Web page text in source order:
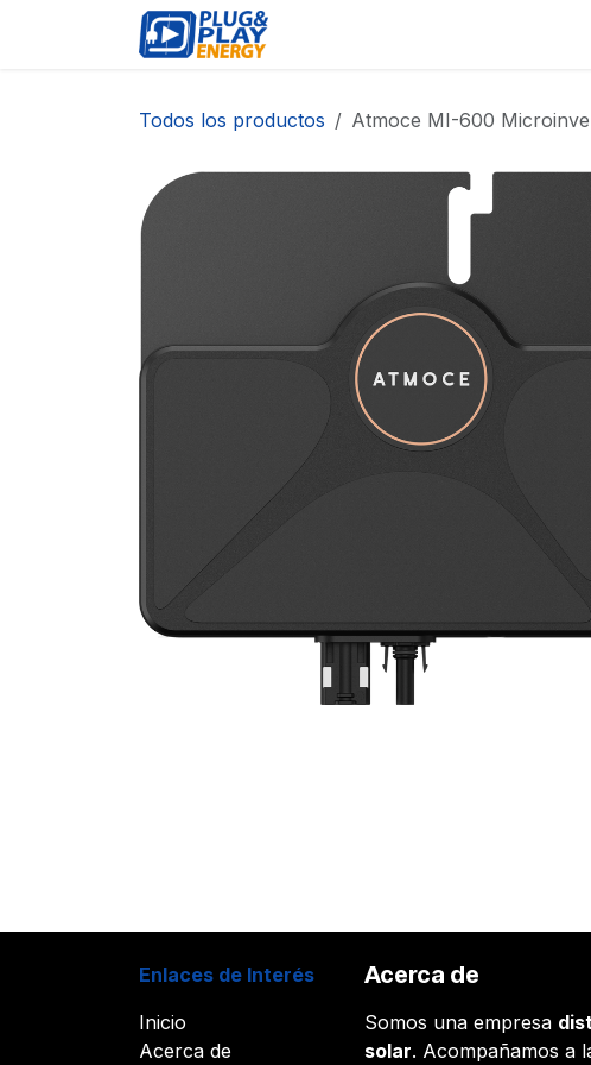
Todos los productos Atmoce MI-600
Enlaces de Interés
Inicio
Acerca de
Acerca de
Somos una empresa
solar. Acompañamos a